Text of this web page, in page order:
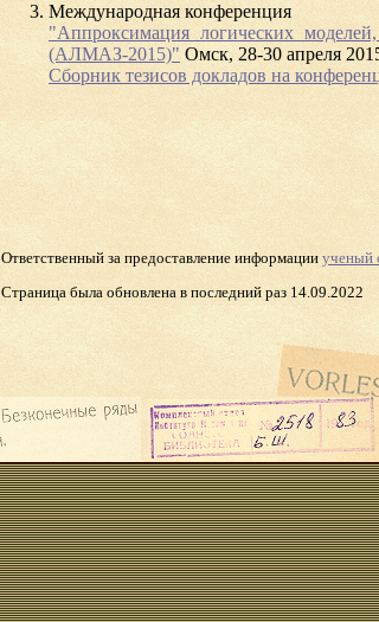
Международная конференция
"Аппроксимация логических
(АЛМАЗ-2015)" Омск, 28-30 апреля
Cборник тезисов докладов на
Ответственный за предоставление информации ученый
Страница была обновлена в последний раз 14.09.2022